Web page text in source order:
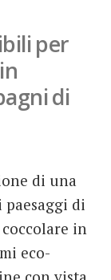
per
di
di una
paesaggi di
in
eco-